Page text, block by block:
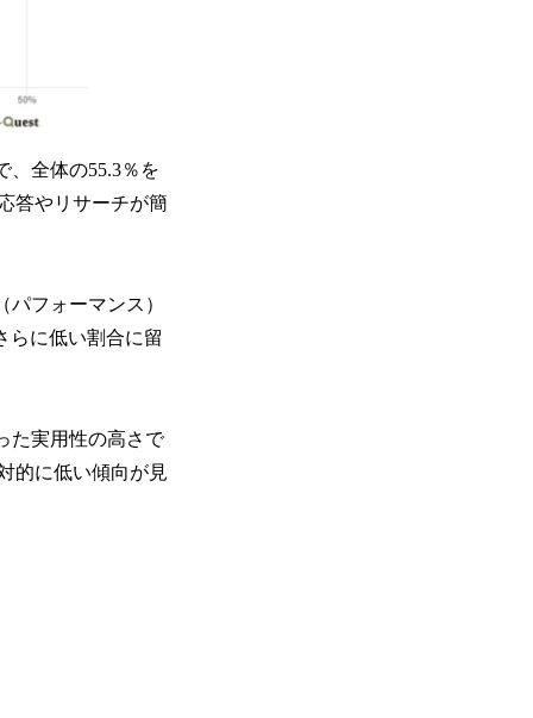
、全体の55.3％を
答やリサーチが簡
フォーマンス）
らに低い割合に留
た実用性の高さで
的に低い傾向が見